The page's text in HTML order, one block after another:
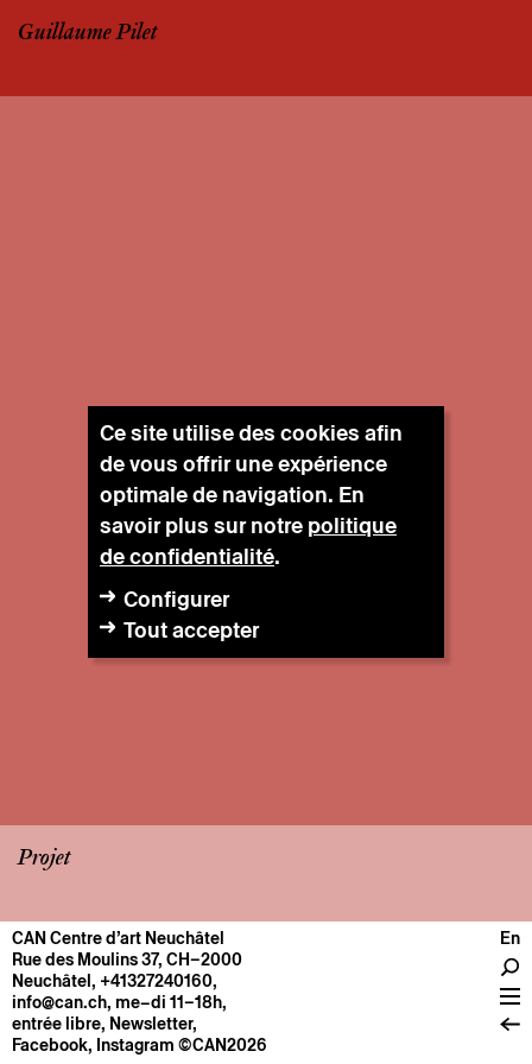
Guillaume Pilet
Projet
CENTRE
Infos pratiques
Fonctionnement
À propos
CAN Centre d’art Neuchâtel
Rue des Moulins 37, CH–2000
Neuchâtel, +41327240160,
info@can.ch, me–di 11–18h,
entrée libre, Newsletter,
Facebook, Instagram ©CAN2026
En
Ce site utilise des cookies afin
de vous offrir une expérience
optimale de navigation. En
savoir plus sur notre politique
de confidentialité.
Configurer
Tout accepter